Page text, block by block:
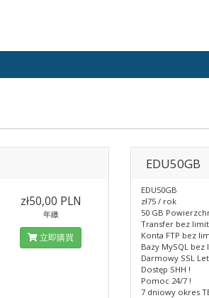
zł50,00 PLN
年繳
立即購買
EDU50GB
EDU50GB
zł75 / rok
50 GB
Transfer bez
Konta FTP bez
Bazy MySQL bez
Darmowy SSL
Dostęp SHH !
Pomoc 24/7 !
7 dniowy okres